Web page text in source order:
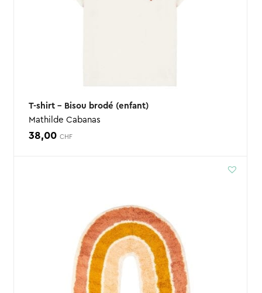
T-shirt – Bisou brodé (enfant)
Mathilde Cabanas
38,00 CHF